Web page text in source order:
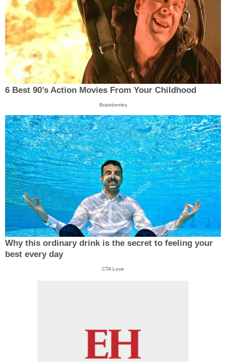
6 Best 90’s Action Movies From Your Childhood
Brainberries
Why this ordinary drink is the secret to feeling your
best every day
CTA Love